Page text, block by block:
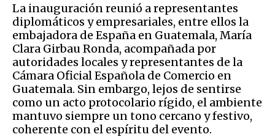
La inauguración reunió a representantes
diplomáticos y empresariales, entre ellos la
embajadora de España en Guatemala, María
Clara Girbau Ronda, acompañada por
autoridades locales y representantes de la
Cámara Oficial Española de Comercio en
Guatemala. Sin embargo, lejos de sentirse
como un acto protocolario rígido, el ambiente
mantuvo siempre un tono cercano y festivo,
coherente con el espíritu del evento.